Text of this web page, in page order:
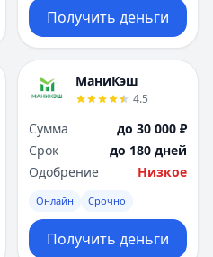
Получить деньги
МаниКэш
4.5
Сумма
до 30 000 ₽
Срок
до 180 дней
Одобрение
Низкое
Онлайн Срочно
Получить деньги